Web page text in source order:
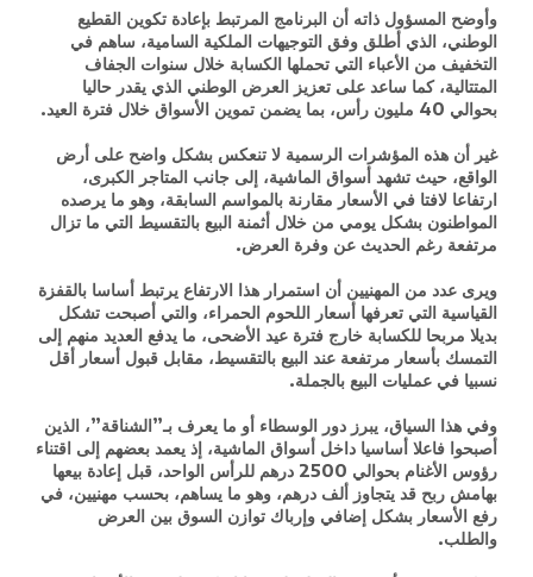
وأوضح المسؤول ذاته أن البرنامج المرتبط بإعادة تكوين القطيع
الوطني، الذي أطلق وفق التوجيهات الملكية السامية، ساهم في
التخفيف من الأعباء التي تحملها الكسابة خلال سنوات الجفاف
المتتالية، كما ساعد على تعزيز العرض الوطني الذي يقدر حاليا
بحوالي 40 مليون رأس، بما يضمن تموين الأسواق خلال فترة العيد.
غير أن هذه المؤشرات الرسمية لا تنعكس بشكل واضح على أرض
الواقع، حيث تشهد أسواق الماشية، إلى جانب المتاجر الكبرى،
ارتفاعا لافتا في الأسعار مقارنة بالمواسم السابقة، وهو ما يرصده
المواطنون بشكل يومي من خلال أثمنة البيع بالتقسيط التي ما تزال
مرتفعة رغم الحديث عن وفرة العرض.
ويرى عدد من المهنيين أن استمرار هذا الارتفاع يرتبط أساسا بالقفزة
القياسية التي تعرفها أسعار اللحوم الحمراء، والتي أصبحت تشكل
بديلا مربحا للكسابة خارج فترة عيد الأضحى، ما يدفع العديد منهم إلى
التمسك بأسعار مرتفعة عند البيع بالتقسيط، مقابل قبول أسعار أقل
نسبيا في عمليات البيع بالجملة.
وفي هذا السياق، يبرز دور الوسطاء أو ما يعرف بـ”الشناقة”، الذين
أصبحوا فاعلا أساسيا داخل أسواق الماشية، إذ يعمد بعضهم إلى اقتناء
رؤوس الأغنام بحوالي 2500 درهم للرأس الواحد، قبل إعادة بيعها
بهامش ربح قد يتجاوز ألف درهم، وهو ما يساهم، بحسب مهنيين، في
رفع الأسعار بشكل إضافي وإرباك توازن السوق بين العرض
والطلب.